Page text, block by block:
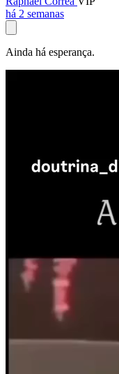
há 2 semanas
Ainda há esperança.